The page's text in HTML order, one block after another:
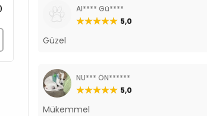
Al**** Gü****
5,0
Güzel
NU*** ÖN******
5,0
Mükemmel